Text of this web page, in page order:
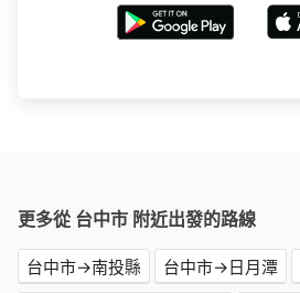
更多從 台中市 附近出發的路線
台中市→南投縣 台中市→日月潭